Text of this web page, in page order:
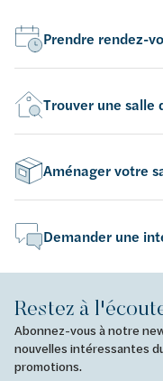
Prendre rendez-
Trouver une salle
Aménager votre
Demander une
Restez à
Abonnez-vous à notre
nouvelles intéressantes
promotions.